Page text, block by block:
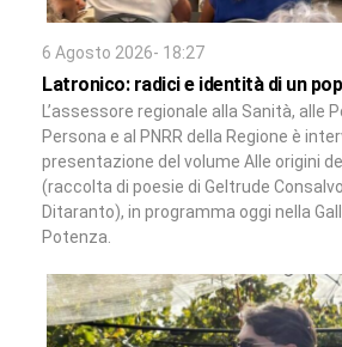
6 Agosto 2026- 18:27
Latronico: radici e identità di un
L’assessore regionale alla Sanità, alle
Persona e al PNRR della Regione è
presentazione del volume Alle origini
(raccolta di poesie di Geltrude
Ditaranto), in programma oggi nella
Potenza.